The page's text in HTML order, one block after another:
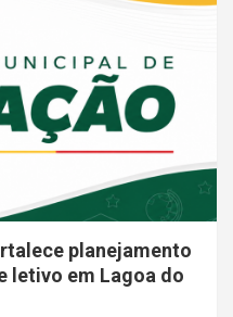
planejamento
letivo em Lagoa do